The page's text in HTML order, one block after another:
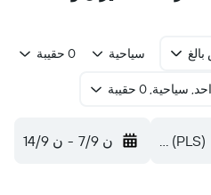
سياحية 0 حقيبة
سياحية, 0 حقيبة
Providenciales (PLS) ن 7/9 - ن 14/9